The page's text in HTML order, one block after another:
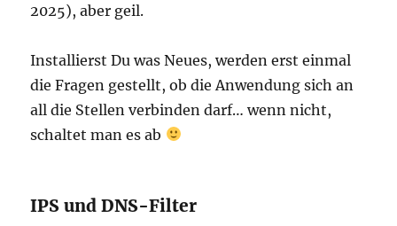
2025), aber geil.
Installierst Du was Neues, werden erst einmal
die Fragen gestellt, ob die Anwendung sich an
all die Stellen verbinden darf… wenn nicht,
schaltet man es ab
IPS und DNS-Filter